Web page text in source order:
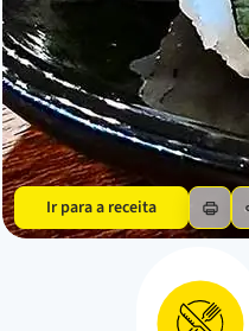
Ir para a receita